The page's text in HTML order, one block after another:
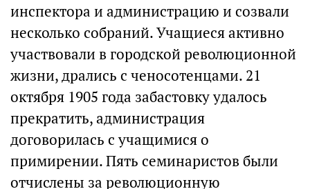
инспектора и администрацию и созвали
несколько собраний. Учащиеся активно
участвовали в городской революционной
жизни, дрались с ченосотенцами. 21
октября 1905 года забастовку удалось
прекратить, администрация
договорилась с учащимися о
примирении. Пять семинаристов были
отчислены за революционную